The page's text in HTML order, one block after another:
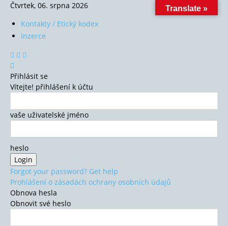
Čtvrtek, 06. srpna 2026
Kontakty / Etický kodex
Inzerce
Přihlásit se
Vítejte! přihlášení k účtu
vaše uživatelské jméno
heslo
Forgot your password? Get help
Prohlášení o zásadách ochrany osobních údajů
Obnova hesla
Obnovit své heslo
Translate »